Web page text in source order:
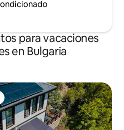
para vacaciones
en Bulgaria